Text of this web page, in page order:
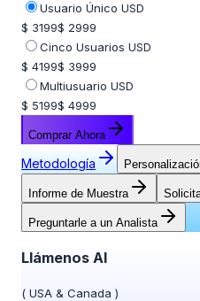
Usuario Único USD
$ 3199$ 2999
Cinco Usuarios USD
$ 4199$ 3999
Multiusuario USD
$ 5199$ 4999
Comprar Ahora
Metodología
Informe de Muestra
Preguntarle a un Analista
Llámenos Al
( USA & Canada )